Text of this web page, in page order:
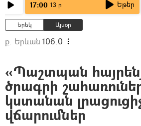
17:00 13 ր Եթեր
Երեկ Այսօր
ք. Երևան 106.0
«Պաշտպան
ծրագրի
կստանան
վճարումներ